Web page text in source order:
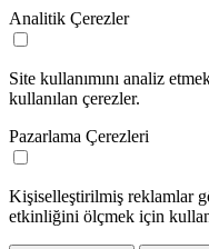
Analitik Çerezler
Site kullanımını analiz
kullanılan çerezler.
Pazarlama Çerezleri
Kişiselleştirilmiş reklamlar
etkinliğini ölçmek için